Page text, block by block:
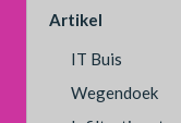
Artikel
IT Buis
Wegendoek